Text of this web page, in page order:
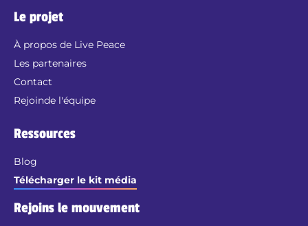
Le projet
À propos de Live Peace
Les partenaires
Contact
Rejoinde l'équipe
Ressources
Blog
Télécharger le kit média
Rejoins le mouvement